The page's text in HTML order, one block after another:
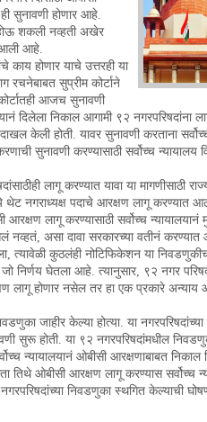
सुनावणी होणार आहे.
होऊ शकली नव्हती अखेर
आहे.
काय होणार याचे उत्तरही या
रचनेबाबत सुप्रीम कोर्टाने
आजच सुनावणी
दिलेला निकाल आगामी ९२ नगरपरिषदांना
केली होती. यावर सुनावणी करताना
सुनावणी करण्यासाठी सर्वोच्च
लागू करण्यात यावा या मागणीसाठी
थेट नगराध्यक्ष पदाचे आरक्षण लागू करण्यात
लागू करण्यासाठी सर्वोच्च न्यायालयानं
नव्हतं, असा दावा सरकारच्या वतीनं करण्यात
त्यावेळी कुठलंही नोटिफिकेशन या
जो निर्णय घेतला आहे. त्यानुसार, ९२ नगर
लागू होणार नसेल तर हा एक प्रकारे अन्याय
जाहीर केल्या होत्या. या
सुरू होती. या ९२ नगरपरिषदांमधील
न्यायालयानं ओबीसी आरक्षणाबाबत निकाल
तिथे ओबीसी आरक्षण लागू करण्यास सर्वोच्च
निवडणुका स्थगित केल्याची